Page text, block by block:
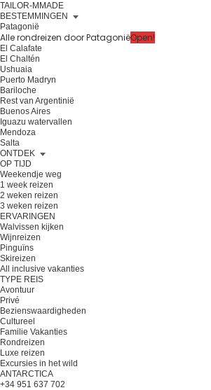
TAILOR-MMADE
BESTEMMINGEN
Patagonië
Alle rondreizen door PatagoniëOpen!
El Calafate
El Chaltén
Ushuaia
Puerto Madryn
Bariloche
Rest van Argentinië
Buenos Aires
Iguazu watervallen
Mendoza
Salta
ONTDEK
OP TIJD
Weekendje weg
1 week reizen
2 weken reizen
3 weken reizen
ERVARINGEN
Walvissen kijken
Wijnreizen
Pinguïns
Skireizen
All inclusive vakanties
TYPE REIS
Avontuur
Privé
Bezienswaardigheden
Cultureel
Familie Vakanties
Rondreizen
Luxe reizen
Excursies in het wild
ANTARCTICA
+34 951 637 702